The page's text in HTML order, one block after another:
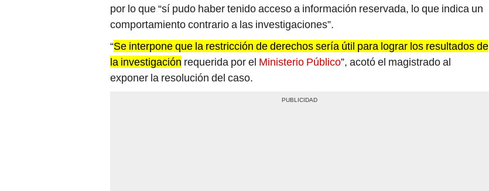
por lo que “sí pudo haber tenido acceso a información reservada, lo que indica un
comportamiento contrario a las investigaciones”.
“Se interpone que la restricción de derechos sería útil para lograr los resultados de
la investigación requerida por el Ministerio Público”, acotó el magistrado al
exponer la resolución del caso.